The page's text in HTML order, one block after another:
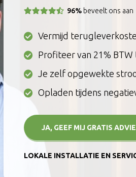
96%beveelt ons aan
Vermijd
Profiteer van 21%
Je zelf opgewekte
Opladen tijdens
JA, GEEF MIJ GRATIS
LOKALE INSTALLATIE EN